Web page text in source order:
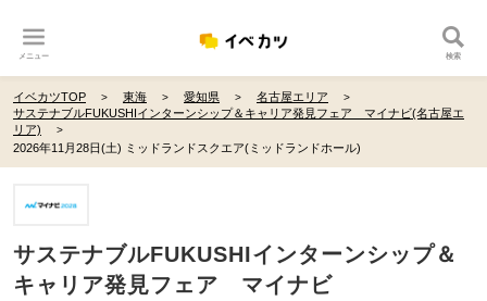
メニュー 検索
イベカツTOP 東海 愛知県
名古屋エリア
サステナブルFUKUSHIインターンシップ＆キャリア発見フェア マイナビ(名古屋エ
リア)
2026年11月28日(土) ミッドランドスクエア(ミッドランドホール)
サステナブルFUKUSHIインターンシップ＆
キャリア発見フェア マイナビ